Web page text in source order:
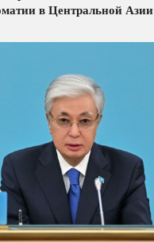
в Центральной Азии